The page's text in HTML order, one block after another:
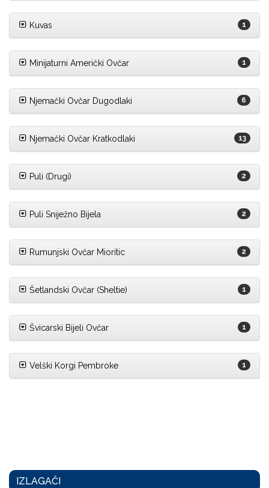
Kuvas 1
Minijaturni Američki Ovčar 1
Njemački Ovčar Dugodlaki 6
Njemački Ovčar Kratkodlaki 13
Puli (Drugi) 2
Puli Sniježno Bijela 2
Rumunjski Ovčar Mioritic 2
Šetlandski Ovčar (Sheltie) 1
Švicarski Bijeli Ovčar 1
Velški Korgi Pembroke 1
IZLAGAČI